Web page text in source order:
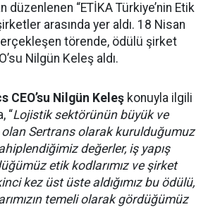
düzenlenen “ETİKA Türkiye’nin Etik
arasında yer aldı. 18 Nisan
törende, ödülü şirket
Nilgün Keleş aldı.
CEO’su Nilgün Keleş konuyla ilgili
“Lojistik sektörünün büyük ve
Sertrans olarak kurulduğumuz
değerler, iş yapış
etik kodlarımız ve şirket
kez üst üste aldığımız bu ödülü,
temeli olarak gördüğümüz